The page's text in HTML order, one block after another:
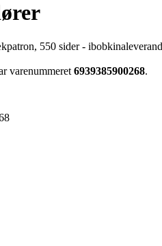
550 sider -
varenummeret6939385900268.